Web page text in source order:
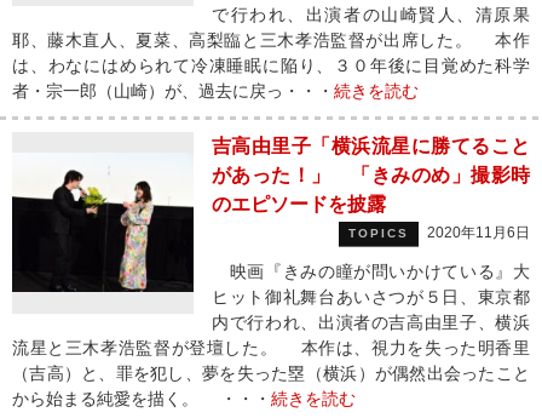
で行われ、出演者の山崎賢人、清原果
耶、藤木直人、夏菜、高梨臨と三木孝浩監督が出席した。 本作
は、わなにはめられて冷凍睡眠に陥り、３０年後に目覚めた科学
者・宗一郎（山崎）が、過去に戻っ・・・ 続きを読む
吉高由里子「横浜流星に勝てること
があった！」 「きみのめ」撮影時
のエピソードを披露
TOPICS 2020年11月6日
映画『きみの瞳が問いかけている』大
ヒット御礼舞台あいさつが５日、東京都
内で行われ、出演者の吉高由里子、横浜
流星と三木孝浩監督が登壇した。 本作は、視力を失った明香里
（吉高）と、罪を犯し、夢を失った塁（横浜）が偶然出会ったこと
から始まる純愛を描く。 ・・・ 続きを読む